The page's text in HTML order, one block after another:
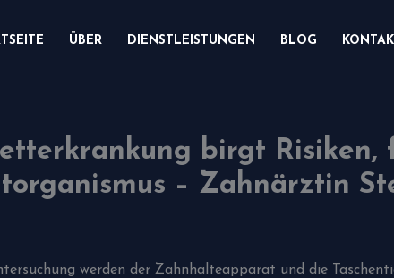
ÜBER DIENSTLEISTUNGEN BLOG
birgt Risiken,
– Zahnärztin
werden der Zahnhalteapparat und die